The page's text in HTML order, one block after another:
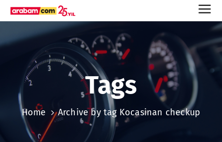
Tags
Home Archive by tag Kocasinan checkup